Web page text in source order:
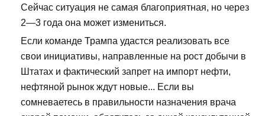
Сейчас ситуация не самая благоприятная, но через
2—3 года она может измениться.
Если команде Трампа удастся реализовать все
свои инициативы, направленные на рост добычи в
Штатах и фактический запрет на импорт нефти,
нефтяной рынок ждут новые... Если вы
сомневаетесь в правильности назначения врача